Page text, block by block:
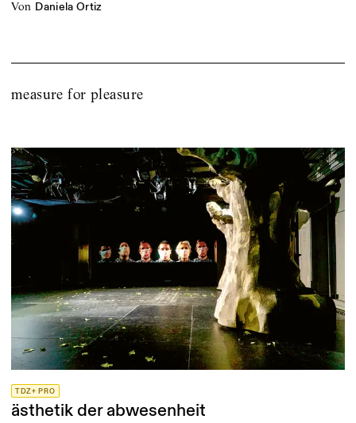
von Daniela Ortiz
measure for pleasure
TDZ+ PRO
ästhetik der abwesenheit